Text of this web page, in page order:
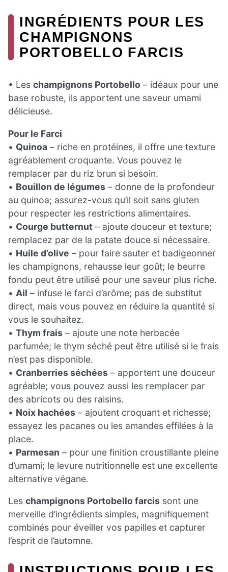
INGRÉDIENTS POUR LES
CHAMPIGNONS
PORTOBELLO FARCIS
• Les champignons Portobello – idéaux pour une
base robuste, ils apportent une saveur umami
délicieuse.
Pour le Farci
• Quinoa – riche en protéines, il offre une texture
agréablement croquante. Vous pouvez le
remplacer par du riz brun si besoin.
• Bouillon de légumes – donne de la profondeur
au quinoa; assurez-vous qu’il soit sans gluten
pour respecter les restrictions alimentaires.
• Courge butternut – ajoute douceur et texture;
remplacez par de la patate douce si nécessaire.
• Huile d’olive – pour faire sauter et badigeonner
les champignons, rehausse leur goût; le beurre
fondu peut être utilisé pour une saveur plus riche.
• Ail – infuse le farci d’arôme; pas de substitut
direct, mais vous pouvez en réduire la quantité si
vous le souhaitez.
• Thym frais – ajoute une note herbacée
parfumée; le thym séché peut être utilisé si le frais
n’est pas disponible.
• Cranberries séchées – apportent une douceur
agréable; vous pouvez aussi les remplacer par
des abricots ou des raisins.
• Noix hachées – ajoutent croquant et richesse;
essayez les pacanes ou les amandes effilées à la
place.
• Parmesan – pour une finition croustillante pleine
d’umami; le levure nutritionnelle est une excellente
alternative végane.
Les champignons Portobello farcis sont une
merveille d’ingrédients simples, magnifiquement
combinés pour éveiller vos papilles et capturer
l’esprit de l’automne.